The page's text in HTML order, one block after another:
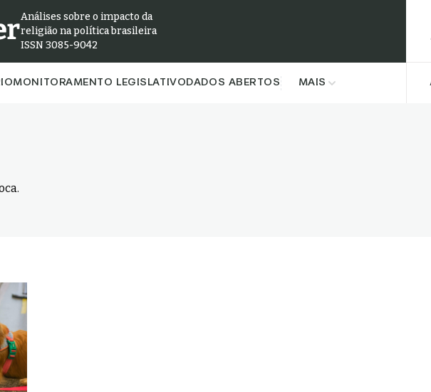
Análises sobre o impacto da
religião na política brasileira
ISSN 3085-9042
MONITORAMENTO LEGISLATIVO DADOS ABERTOS MAIS
.